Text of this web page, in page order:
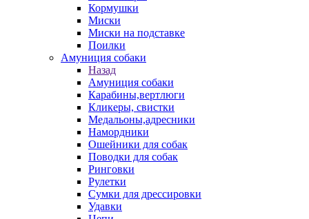
Кормушки
Миски
Миски на подставке
Поилки
Амуниция собаки
Назад
Амуниция собаки
Карабины,вертлюги
Кликеры, свистки
Медальоны,адресники
Намордники
Ошейники для собак
Поводки для собак
Ринговки
Рулетки
Сумки для дрессировки
Удавки